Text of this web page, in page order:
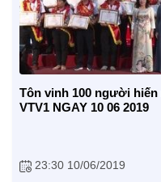
Tôn vinh 100 người hiến
VTV1 NGAY 10 06 2019
23:30 10/06/2019